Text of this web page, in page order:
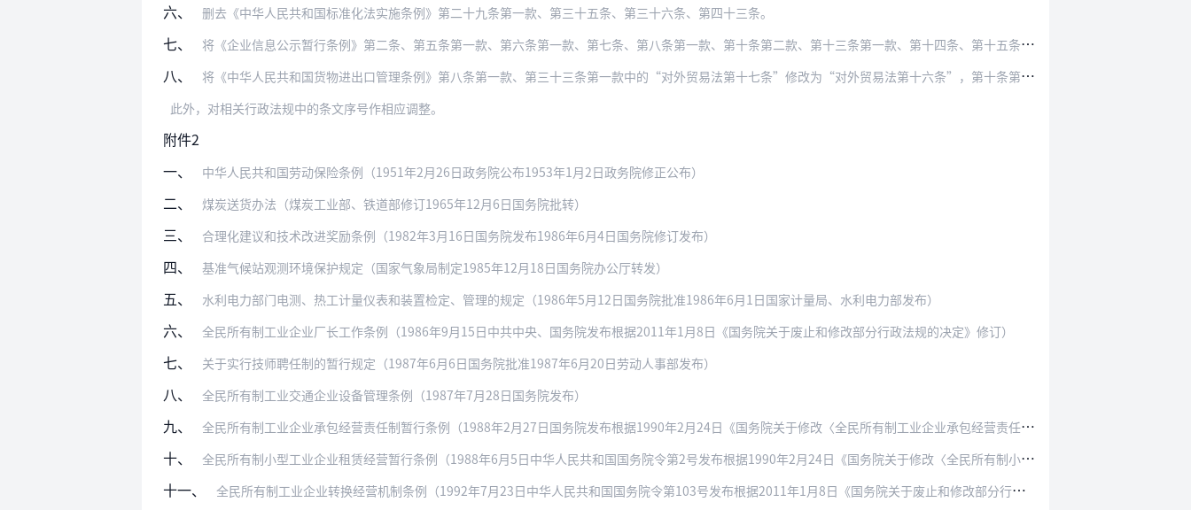
六、 删去《中华人民共和国标准化法实施条例》第二十九条第一款、第三十五条、第三十六条、第四十三条。
七、 将《企业信息公示暂行条例》第二条、第五条第一款、第六条第一款、第七条、第八条第一款、第十条第二款、第十三条第一款、第十四条、第十五条、第二十四条中的“工商行政管…
八、
将《中华人民共和国货物进出口管理条例》第八条第一款、第三十三条第一款中的“对外贸易法第十七条”修改为“对外贸易法第十六条”，第十条第一款、第三十五条第一款中的“…
此外，对相关行政法规中的条文序号作相应调整。
附件2
一、
中华人民共和国劳动保险条例（1951年2月26日政务院公布1953年1月2日政务院修正公布）
二、 煤炭送货办法（煤炭工业部、铁道部修订1965年12月6日国务院批转）
三、 合理化建议和技术改进奖励条例（1982年3月16日国务院发布1986年6月4日国务院修订发布）
四、 基准气候站观测环境保护规定（国家气象局制定1985年12月18日国务院办公厅转发）
五、 水利电力部门电测、热工计量仪表和装置检定、管理的规定（1986年5月12日国务院批准1986年6月1日国家计量局、水利电力部发布）
六、 全民所有制工业企业厂长工作条例（1986年9月15日中共中央、国务院发布根据2011年1月8日《国务院关于废止和修改部分行政法规的决定》修订）
七、 关于实行技师聘任制的暂行规定（1987年6月6日国务院批准1987年6月20日劳动人事部发布）
八、 全民所有制工业交通企业设备管理条例（1987年7月28日国务院发布）
九、 全民所有制工业企业承包经营责任制暂行条例（1988年2月27日国务院发布根据1990年2月24日《国务院关于修改〈全民所有制工业企业承包经营责任制暂行条例〉第二…
十、 全民所有制小型工业企业租赁经营暂行条例（1988年6月5日中华人民共和国国务院令第2号发布根据1990年2月24日《国务院关于修改〈全民所有制小型工业企业租赁经…
十一、 全民所有制工业企业转换经营机制条例（1992年7月23日中华人民共和国国务院令第103号发布根据2011年1月8日《国务院关于废止和修改部分行政法规的决定》修订…